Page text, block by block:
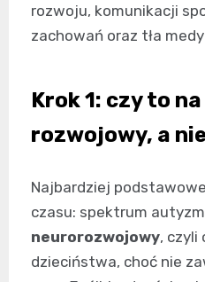
rozwoju, komunikacji
zachowań oraz tła
Krok 1: czy to
rozwojowy, a
Najbardziej
czasu: spektrum
neurorozwojowy, czyli
dzieciństwa, choć nie